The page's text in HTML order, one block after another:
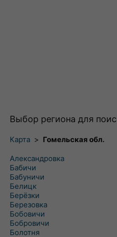
Выбор региона для
Карта > Гомельская обл.
Александровка
Бабичи
Бабуничи
Белицк
Берёзки
Березовка
Бобовичи
Бобровичи
Болотня